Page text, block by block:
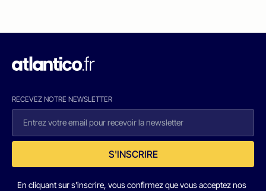
RECEVEZ NOTRE NEWSLETTER
S'INSCRIRE
En cliquant sur s'inscrire, vous confirmez que vous acceptez nos